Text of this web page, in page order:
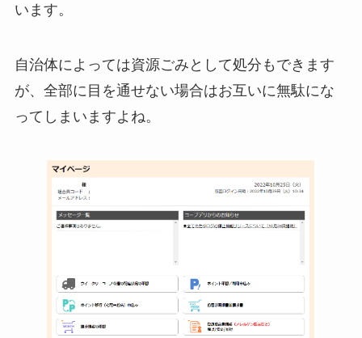
います。
自治体によっては資源ごみとして処分もできます
が、全部に目を通せない場合はお互いに無駄にな
ってしまいますよね。